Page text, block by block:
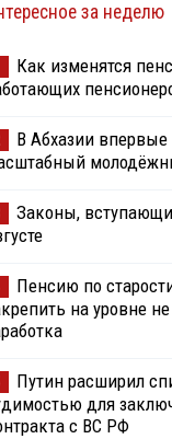
за неделю
Как изменятся
В Абхазии впервые
Законы,
Пенсию по
на уровне
Путин расширил
для
с ВС РФ